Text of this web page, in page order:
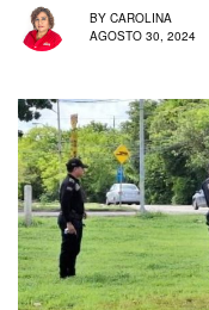
BY CAROLINA
AGOSTO 30, 2024